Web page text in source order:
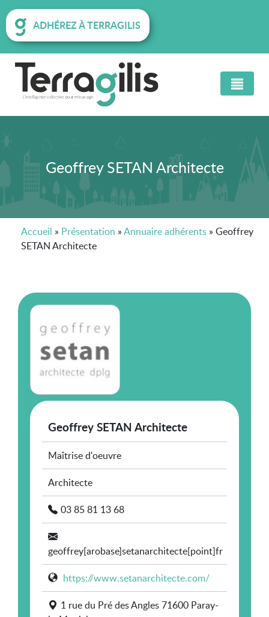
ADHÉREZ À TERRAGILIS
Geoffrey SETAN Architecte
Accueil » Présentation »Annuaire adhérents » Geoffrey
SETAN Architecte
Geoffrey SETAN Architecte
Maîtrise d'oeuvre
Architecte
03 85 81 13 68
geoffrey[arobase]setanarchitecte[point]fr
https://www.setanarchitecte.com/
1 rue du Pré des Angles 71600 Paray-